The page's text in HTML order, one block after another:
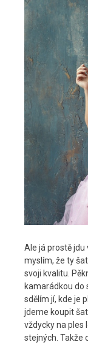
Ale já prostě
myslím, že ty
svoji kvalitu.
kamarádkou do
sdělím jí, kde je
jdeme koupit
vždycky na ples
stejných. Takže